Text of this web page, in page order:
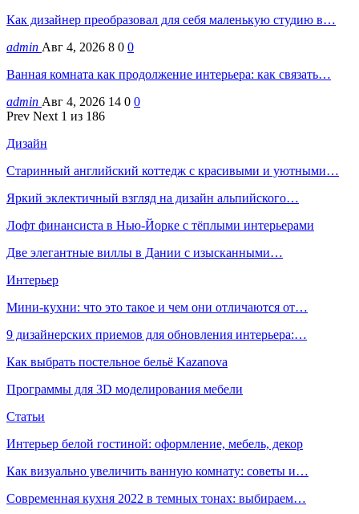
Как дизайнер преобразовал для себя маленькую студию в…
admin Авг 4, 2026 8 0 0
Ванная комната как продолжение интерьера: как связать…
admin Авг 4, 2026 14 0 0
Prev Next 1 из 186
Дизайн
Старинный английский коттедж с красивыми и уютными…
Яркий эклектичный взгляд на дизайн альпийского…
Лофт финансиста в Нью-Йорке с тёплыми интерьерами
Две элегантные виллы в Дании с изысканными…
Интерьер
Мини-кухни: что это такое и чем они отличаются от…
9 дизайнерских приемов для обновления интерьера:…
Как выбрать постельное бельё Kazanova
Программы для 3D моделирования мебели
Статьи
Интерьер белой гостиной: оформление, мебель, декор
Как визуально увеличить ванную комнату: советы и…
Современная кухня 2022 в темных тонах: выбираем…